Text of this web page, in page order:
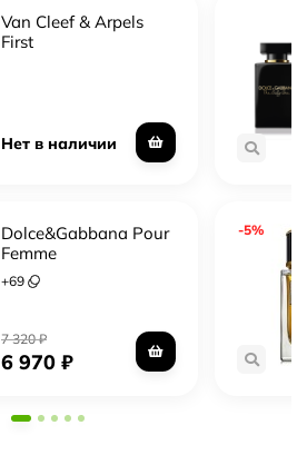
Van Cleef & Arpels
First
Нет в наличии
Dolce&Gabbana Pour
Femme
+69
7 320₽
6 970₽
-5%